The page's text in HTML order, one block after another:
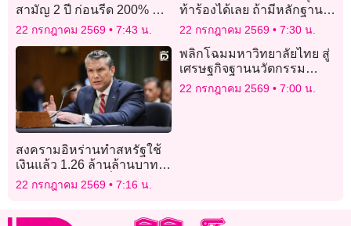
สามัญ 2 ปี ก่อนรีด 200% ดัน
ผลิตในสหรัฐ
22 กรกฎาคม 2569 7:43 น.
ท้าร้องได้เลย ถ้ามีหลักฐาน
เรียกรับผลประโยชน์
22 กรกฎาคม 2569 7:30 น.
สงครามอิหร่านทำสหรัฐใช้
เงินแล้ว 1.26 ล้านล้านบาท
รัฐบาลเร่งของบเพิ่ม
22 กรกฎาคม 2569 7:16 น.
พลิกโฉมมหาวิทยาลัยไทย สู่
เศรษฐกิจฐานนวัตกรรม
สากล ถอดรหัสโครงการ
CIOX 2026: ปั้นผู้นำ
22 กรกฎาคม 2569 7:00 น.